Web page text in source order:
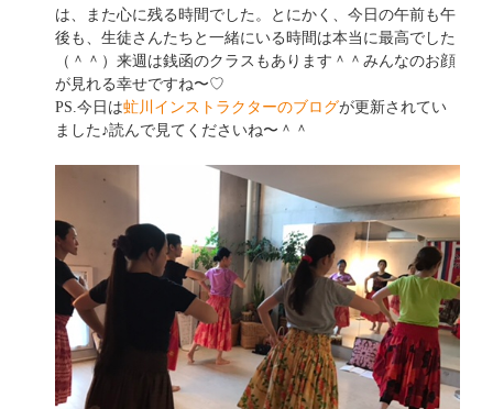
は、また心に残る時間でした。とにかく、今日の午前も午
後も、生徒さんたちと一緒にいる時間は本当に最高でした
（＾＾）来週は銭函のクラスもあります＾＾みんなのお顔
が見れる幸せですね〜♡
PS.今日は虻川インストラクターのブログが更新されてい
ました♪読んで見てくださいね〜＾＾